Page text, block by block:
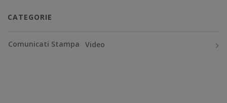
CATEGORIE
Comunicati Stampa Video